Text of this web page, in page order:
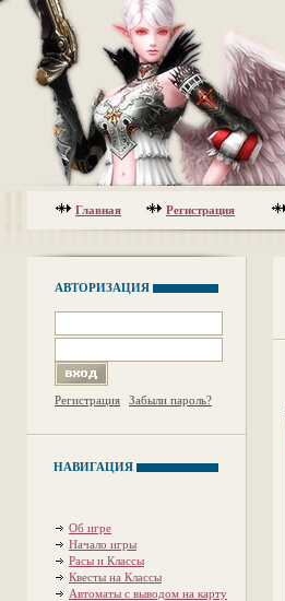
Главная Регистрация
АВТОРИЗАЦИЯ
Регистрация Забыли пароль?
НАВИГАЦИЯ
Об игре
Начало игры
Расы и Классы
Квесты на Классы
Автоматы с выводом на карту